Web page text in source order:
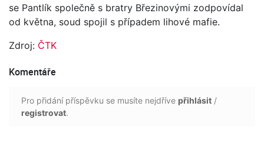
se Pantlík společně s bratry Březinovými zodpovídal
od května, soud spojil s případem lihové mafie.
Zdroj: ČTK
Komentáře
Pro přidání příspěvku se musíte nejdříve přihlásit /
registrovat.